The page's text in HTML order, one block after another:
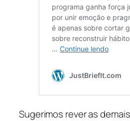
Sugerimos rever as